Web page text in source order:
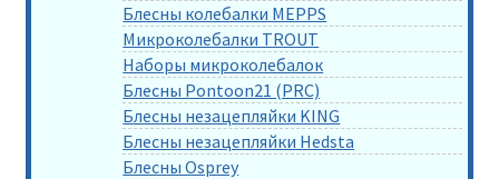
Блесны колебалки MEPPS
Микроколебалки TROUT
Наборы микроколебалок
Блесны Pontoon21 (PRC)
Блесны незацепляйки KING
Блесны незацепляйки Hedsta
Блесны Osprey